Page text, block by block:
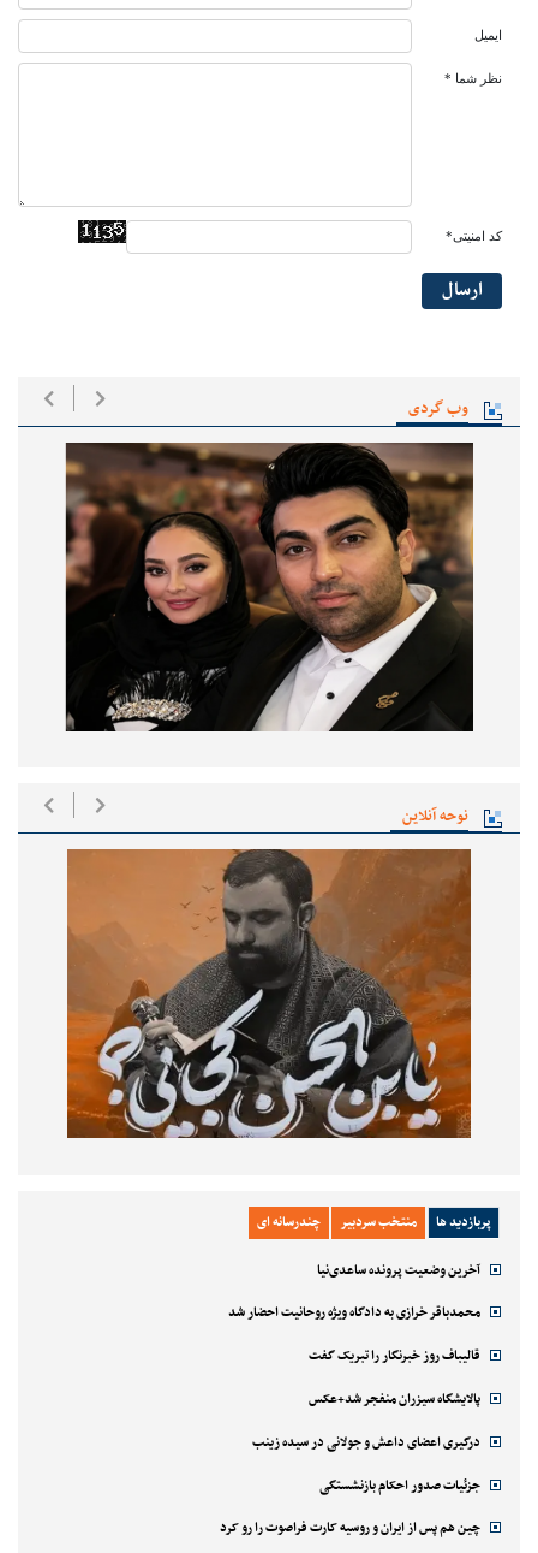
وب گردی
نوحه آنلاین
پربازدید ها منتخب سردبیر چندرسانه ای
آخرین وضعیت پرونده ساعدی‌نیا
محمدباقر خرازی به دادگاه ویژه روحانیت احضار شد
قالیباف روز خبرنگار را تبریک گفت
پالایشگاه سیزران منفجر شد+عکس
درگیری اعضای داعش و جولانی در سیده زینب
جزئیات صدور احکام بازنشستگی
چین هم پس از ایران و روسیه کارت فراصوت را رو کرد
ایمیل
نظر شما *
کد امنیتی*
ارسال